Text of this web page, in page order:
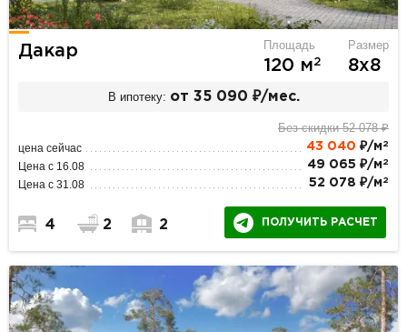
Дакар Площадь
120 м2
Размер
8х8
В ипотеку: от 35 090 ₽/мес.
Без скидки 52 078 ₽
цена сейчас 43 040 ₽/м 2
Цена с 16.08 49 065 ₽/м 2
Цена с 31.08 52 078 ₽/м 2
4 2 2 ПОЛУЧИТЬ РАСЧЕТ